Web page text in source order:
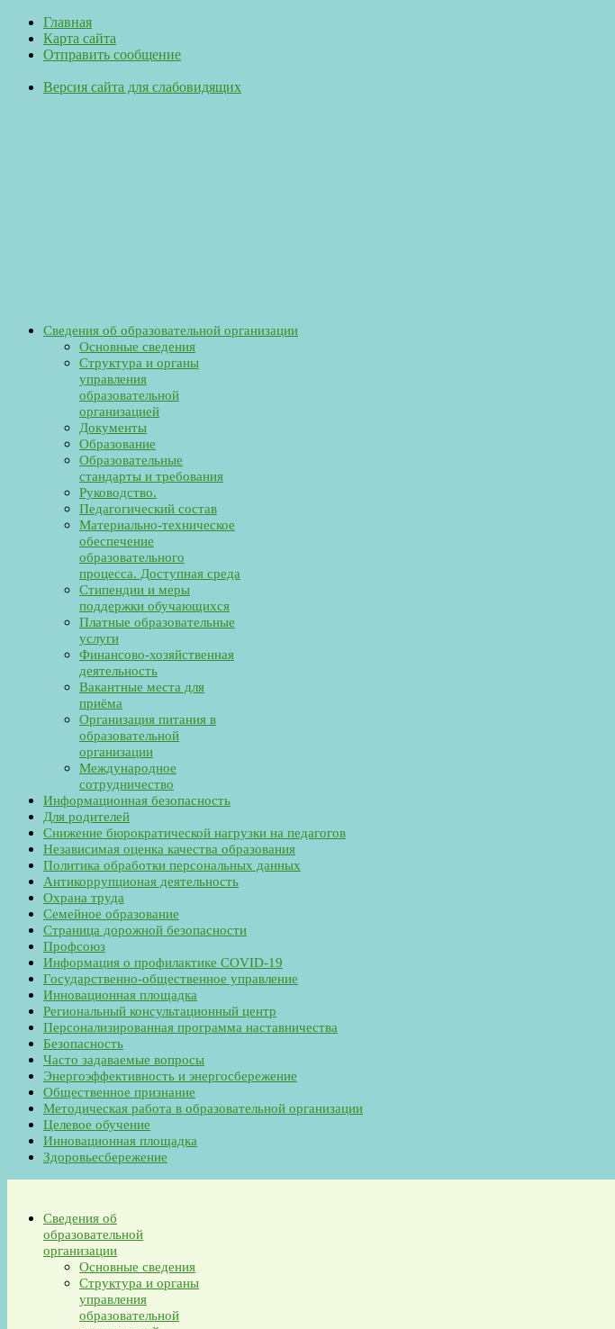
Главная
Карта сайта
Отправить сообщение
Версия сайта для слабовидящих
Сведения об образовательной организации
Основные сведения
Структура и органы
управления
образовательной
организацией
Документы
Образование
Образовательные
стандарты и требования
Руководство.
Педагогический состав
Материально-техническое
обеспечение
образовательного
процесса. Доступная среда
Стипендии и меры
поддержки обучающихся
Платные образовательные
услуги
Финансово-хозяйственная
деятельность
Вакантные места для
приёма
Организация питания в
образовательной
организации
Международное
сотрудничество
Информационная безопасность
Для родителей
Снижение бюрократической нагрузки на педагогов
Независимая оценка качества образования
Политика обработки персональных данных
Антикоррупционая деятельность
Охрана труда
Семейное образование
Страница дорожной безопасности
Профсоюз
Информация о профилактике COVID-19
Государственно-общественное управление
Инновационная площадка
Региональный консультационный центр
Персонализированная программа наставничества
Безопасность
Часто задаваемые вопросы
Энергоэффективность и энергосбережение
Общественное признание
Методическая работа в образовательной организации
Целевое обучение
Инновационная площадка
Здоровьесбережение
Сведения об
образовательной
организации
Основные сведения
Структура и органы
управления
образовательной